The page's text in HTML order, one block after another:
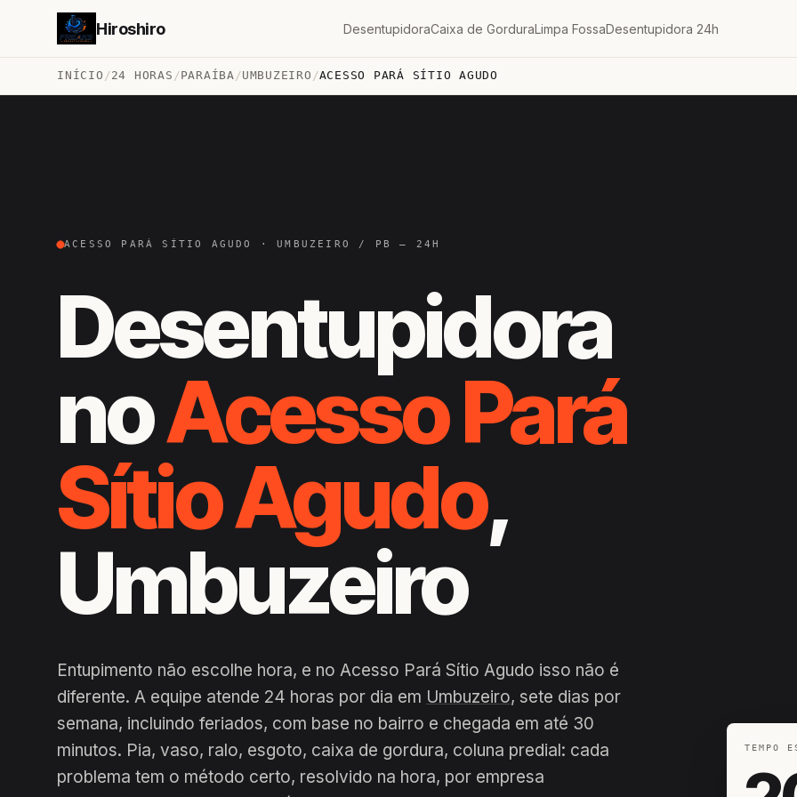
Hiroshiro DesentupidoraCaixa de GorduraLimpa FossaDesentupidora 24h
INÍCIO /24 HORAS /PARAÍBA /UMBUZEIRO /ACESSO PARÁ SÍTIO AGUDO
ACESSO PARÁ SÍTIO AGUDO · UMBUZEIRO / PB — 24H
Desentupidora
noAcesso Pará
Sítio Agudo,
Umbuzeiro
Entupimento não escolhe hora, e no Acesso Pará Sítio Agudo isso não é
diferente. A equipe atende 24 horas por dia em Umbuzeiro, sete dias por
semana, incluindo feriados, com base no bairro e chegada em até 30
minutos. Pia, vaso, ralo, esgoto, caixa de gordura, coluna predial: cada
problema tem o método certo, resolvido na hora, por empresa
TEMPO